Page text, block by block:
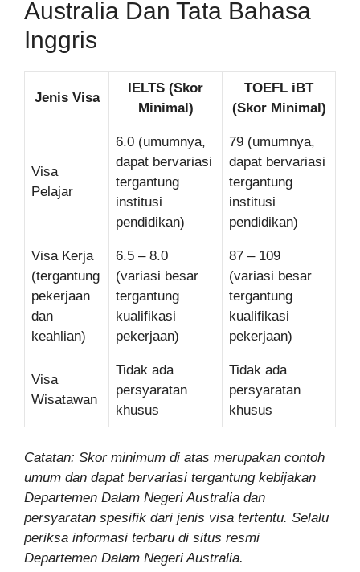
Australia Dan Tata Bahasa
Inggris
Jenis Visa
IELTS (Skor
Minimal)
TOEFL iBT
(Skor Minimal)
Visa
Pelajar
6.0 (umumnya,
dapat bervariasi
tergantung
institusi
pendidikan)
79 (umumnya,
dapat bervariasi
tergantung
institusi
pendidikan)
Visa Kerja
(tergantung
pekerjaan
dan
keahlian)
6.5 – 8.0
(variasi besar
tergantung
kualifikasi
pekerjaan)
87 – 109
(variasi besar
tergantung
kualifikasi
pekerjaan)
Visa
Wisatawan
Tidak ada
persyaratan
khusus
Tidak ada
persyaratan
khusus
Catatan: Skor minimum di atas merupakan contoh
umum dan dapat bervariasi tergantung kebijakan
Departemen Dalam Negeri Australia dan
persyaratan spesifik dari jenis visa tertentu. Selalu
periksa informasi terbaru di situs resmi
Departemen Dalam Negeri Australia.